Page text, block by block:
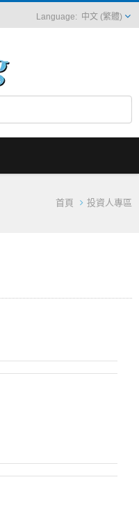
中文 (繁體)
首頁 投資人專區